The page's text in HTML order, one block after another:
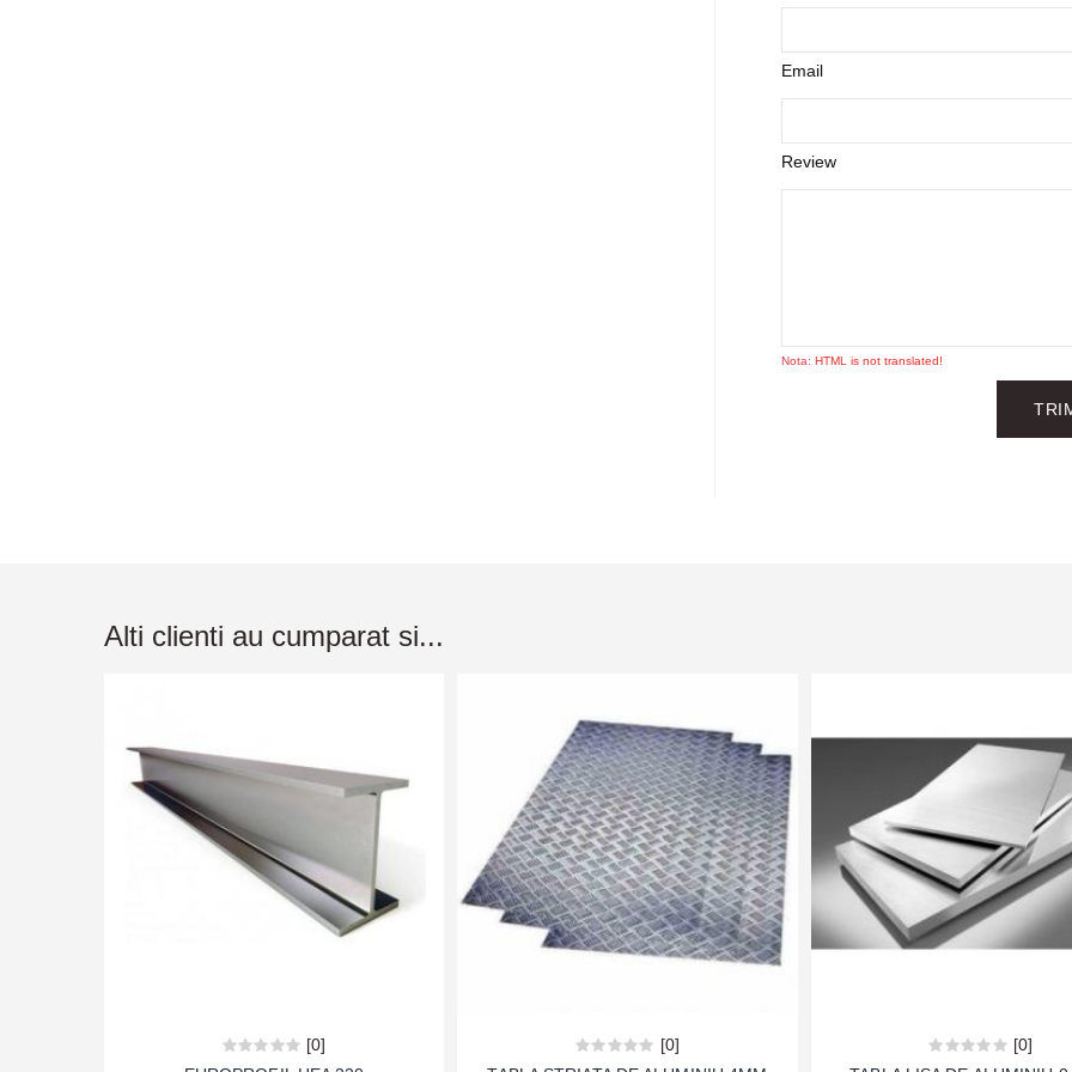
Email
Review
Nota: HTML is not translated!
Alti clienti au cumparat si...
[0]
[0]
[0]